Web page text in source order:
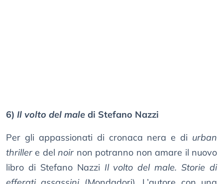
6) Il volto del male di Stefano Nazzi
Per gli appassionati di cronaca nera e di urban
thriller e delnoir non potranno non amare il nuovo
libro di Stefano Nazzi Il volto del male. Storie di